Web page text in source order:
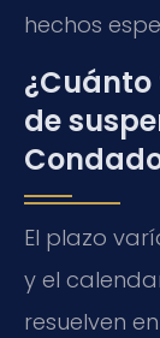
hechos
de
El plazo
y el
resuelven